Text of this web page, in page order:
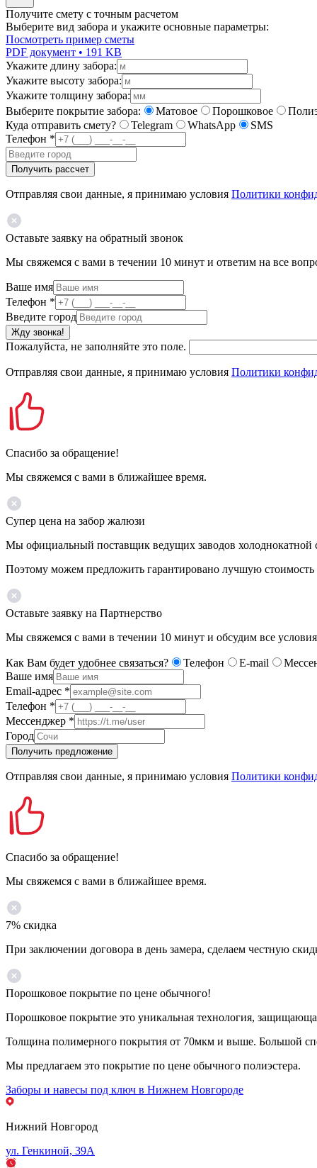
Получите смету с точным расчетом
Выберите вид забора и укажите основные параметры:
Посмотреть пример сметы
PDF документ • 191 KB
Укажите длину забора:
Укажите высоту забора:
Укажите толщину забора:
Выберите покрытие забора:
Матовое Порошковое
Куда отправить смету?
Telegram WhatsApp
SMS
Телефон *
Получить рассчет
Отправляя свои данные, я принимаю условия Политики
Оставьте заявку на обратный звонок
Мы свяжемся с вами в течении 10 минут и ответим на все
Ваше имя
Телефон *
Введите город
Жду звонка!
Пожалуйста, не заполняйте это поле.
Отправляя свои данные, я принимаю условия Политики
Спасибо за обращение!
Мы свяжемся с вами в ближайшее время.
Супер цена на забор жалюзи
Мы официальный поставщик ведущих заводов холоднокатной
Поэтому можем предложить гарантировано лучшую стоимость
Оставьте заявку на Партнерство
Мы свяжемся с вами в течении 10 минут и обсудим все условия
Как Вам будет удобнее связаться? Телефон E-mail
Ваше имя
Email-адрес *
Телефон *
Мессенджер *
Город
Получить предложение
Отправляя свои данные, я принимаю условия Политики
Спасибо за обращение!
Мы свяжемся с вами в ближайшее время.
7% скидка
При заключении договора в день замера, сделаем честную
Порошковое покрытие по цене обычного!
Порошковое покрытие это уникальная технология,
Толщина полимерного покрытия от 70мкм и выше. Большой
Мы предлагаем это покрытие по цене обычного полиэстера.
Заборы и навесы под ключ в Нижнем Новгороде
Нижний Новгород
ул. Генкиной, 39А